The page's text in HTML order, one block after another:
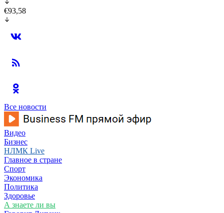
€93,58
Все новости
Видео
Бизнес
НЛМК Live
Главное в стране
Спорт
Экономика
Политика
Здоровье
А знаете ли вы